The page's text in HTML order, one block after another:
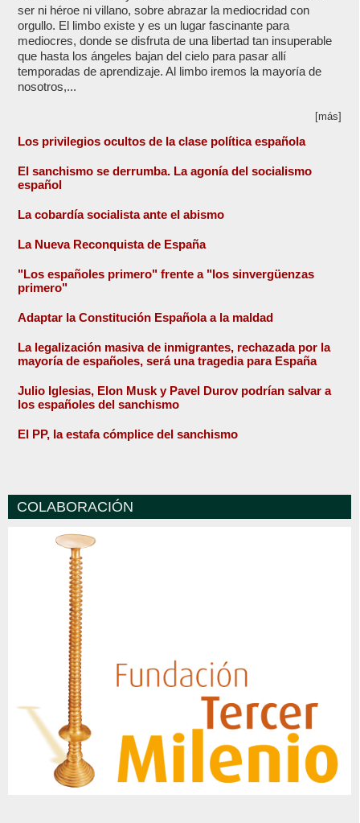
ser ni héroe ni villano, sobre abrazar la mediocridad con
orgullo. El limbo existe y es un lugar fascinante para
mediocres, donde se disfruta de una libertad tan insuperable
que hasta los ángeles bajan del cielo para pasar allí
temporadas de aprendizaje. Al limbo iremos la mayoría de
nosotros,...
[más]
Los privilegios ocultos de la clase política española
El sanchismo se derrumba. La agonía del socialismo
español
La cobardía socialista ante el abismo
La Nueva Reconquista de España
"Los españoles primero" frente a "los sinvergüenzas
primero"
Adaptar la Constitución Española a la maldad
La legalización masiva de inmigrantes, rechazada por la
mayoría de españoles, será una tragedia para España
Julio Iglesias, Elon Musk y Pavel Durov podrían salvar a
los españoles del sanchismo
El PP, la estafa cómplice del sanchismo
COLABORACIÓN